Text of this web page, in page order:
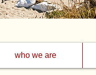
who we are